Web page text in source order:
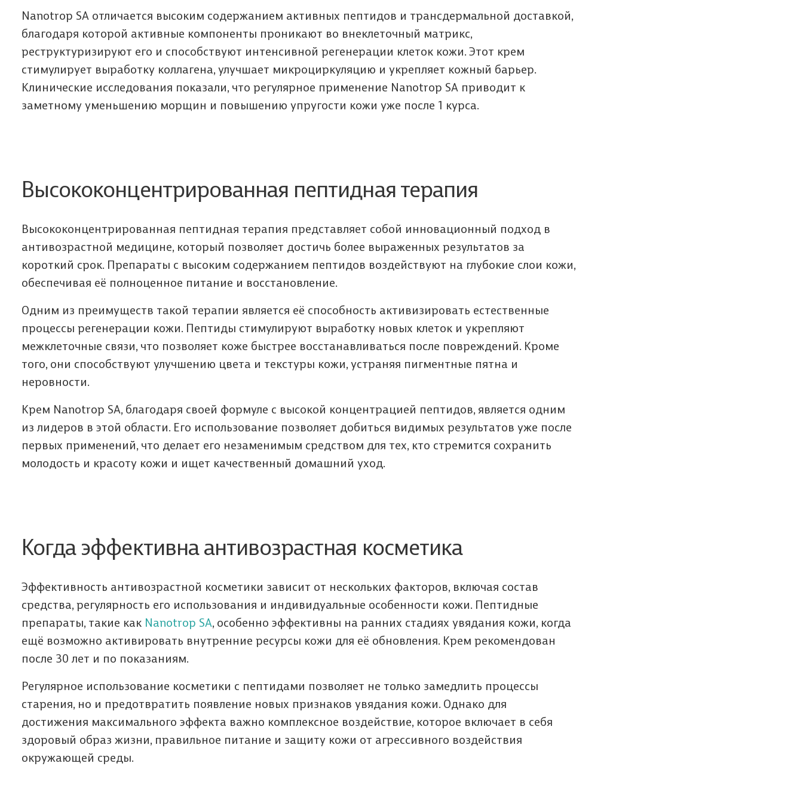
Nanotrop SA отличается высоким содержанием активных пептидов и трансдермальной доставкой,
благодаря которой активные компоненты проникают во внеклеточный матрикс,
реструктуризируют его и способствуют интенсивной регенерации клеток кожи. Этот крем
стимулирует выработку коллагена, улучшает микроциркуляцию и укрепляет кожный барьер.
Клинические исследования показали, что регулярное применение Nanotrop SA приводит к
заметному уменьшению морщин и повышению упругости кожи уже после 1 курса.
Высококонцентрированная пептидная терапия
Высококонцентрированная пептидная терапия представляет собой инновационный подход в
антивозрастной медицине, который позволяет достичь более выраженных результатов за
короткий срок. Препараты с высоким содержанием пептидов воздействуют на глубокие слои кожи,
обеспечивая её полноценное питание и восстановление.
Одним из преимуществ такой терапии является её способность активизировать естественные
процессы регенерации кожи. Пептиды стимулируют выработку новых клеток и укрепляют
межклеточные связи, что позволяет коже быстрее восстанавливаться после повреждений. Кроме
того, они способствуют улучшению цвета и текстуры кожи, устраняя пигментные пятна и
неровности.
Крем Nanotrop SA, благодаря своей формуле с высокой концентрацией пептидов, является одним
из лидеров в этой области. Его использование позволяет добиться видимых результатов уже после
первых применений, что делает его незаменимым средством для тех, кто стремится сохранить
молодость и красоту кожи и ищет качественный домашний уход.
Когда эффективна антивозрастная косметика
Эффективность антивозрастной косметики зависит от нескольких факторов, включая состав
средства, регулярность его использования и индивидуальные особенности кожи. Пептидные
препараты, такие как Nanotrop SA, особенно эффективны на ранних стадиях увядания кожи, когда
ещё возможно активировать внутренние ресурсы кожи для её обновления. Крем рекомендован
после 30 лет и по показаниям.
Регулярное использование косметики с пептидами позволяет не только замедлить процессы
старения, но и предотвратить появление новых признаков увядания кожи. Однако для
достижения максимального эффекта важно комплексное воздействие, которое включает в себя
здоровый образ жизни, правильное питание и защиту кожи от агрессивного воздействия
окружающей среды.
ДА, ЕСТЬ
У МЕНЯ НЕТ МЕДИЦИНСКОГО ОБРАЗОВАНИЯ
Обычно письмо доходит в течение пары минут.
Если нет, то можно проверить папку со спамом
Да, закрыть
НЕТ
данных
и даю свое согласие на передачу и
обработку своих персональных данных.
ЗАКАЗАТЬ ОБРАТНЫЙ ЗВОНОК
персональных данных
Условиями обработки персональных
данных
ПОДПИСАТЬСЯ НА РАССЫЛКУ
ОТЛИЧНО
ОТЛИЧНО